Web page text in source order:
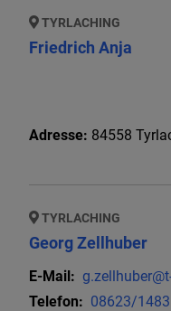
TYRLACHING
Friedrich Anja
Adresse: 84558
TYRLACHING
Georg Zellhuber
E-Mail:
Telefon: 08623/1483